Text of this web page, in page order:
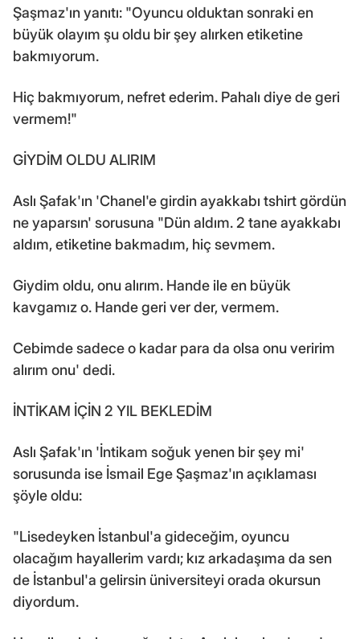
Şaşmaz'ın yanıtı: "Oyuncu olduktan sonraki en
büyük olayım şu oldu bir şey alırken etiketine
bakmıyorum.
Hiç bakmıyorum, nefret ederim. Pahalı diye de geri
vermem!"
GİYDİM OLDU ALIRIM
Aslı Şafak'ın 'Chanel'e girdin ayakkabı tshirt gördün
ne yaparsın' sorusuna "Dün aldım. 2 tane ayakkabı
aldım, etiketine bakmadım, hiç sevmem.
Giydim oldu, onu alırım. Hande ile en büyük
kavgamız o. Hande geri ver der, vermem.
Cebimde sadece o kadar para da olsa onu veririm
alırım onu' dedi.
İNTİKAM İÇİN 2 YIL BEKLEDİM
Aslı Şafak'ın 'İntikam soğuk yenen bir şey mi'
sorusunda ise İsmail Ege Şaşmaz'ın açıklaması
şöyle oldu:
"Lisedeyken İstanbul'a gideceğim, oyuncu
olacağım hayallerim vardı; kız arkadaşıma da sen
de İstanbul'a gelirsin üniversiteyi orada okursun
diyordum.